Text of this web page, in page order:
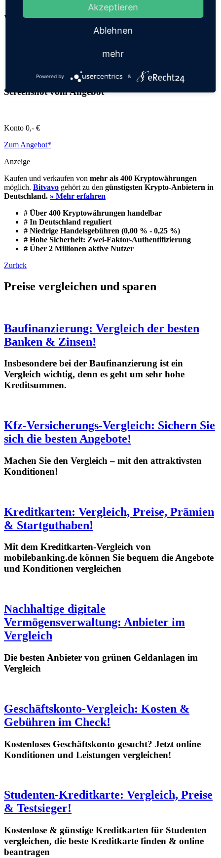
Vorteile des Angebotes im Überblick (Kopie)
Kostenloses Geschäftskonto (monatlich kündbar)
Kostenlose Kreditkarte (Mastercard)
Integrierte Finanztools
Screenshot vom Angebot
Konto 0,- €
Zum Angebot*
Anzeige
Kaufen und verkaufen von mehr als 400 Kryptowährungen
möglich. Bitvavo gehört zu den günstigsten Krypto-Anbietern in
Deutschland. » Mehr erfahren
# Über 400 Kryptowährungen handelbar
# In Deutschland reguliert
# Niedrige Handelsgebühren (0,00 % - 0,25 %)
# Hohe Sicherheit: Zwei-Faktor-Authentifizierung
# Über 2 Millionen aktive Nutzer
Zurück
Preise vergleichen und sparen
Baufinanzierung: Vergleich der besten
Banken & Zinsen!
Insbesondere bei der Baufinanzierung ist ein
Vergleich wichtig, denn es geht um sehr hohe
Kreditsummen.
Kfz-Versicherungs-Vergleich: Sichern Sie
sich die besten Angebote!
Machen Sie den Vergleich – mit den attraktivsten
Konditionen!
Kreditkarten: Vergleich, Preise, Prämien
& Startguthaben!
Mit dem Kreditkarten-Vergleich von
mobilebanking.de können Sie bequem die Angebote
und Konditionen vergleichen
Nachhaltige digitale
Vermögensverwaltung: Anbieter im
Vergleich
Die besten Anbieter von grünen Geldanlagen im
Vergleich
Geschäftskonto-Vergleich: Kosten &
Gebühren im Check!
Kostenloses Geschäftskonto gesucht? Jetzt online
Konditionen und Leistungen vergleichen!
Studenten-Kreditkarte: Vergleich, Preise
& Testsieger!
Kostenlose & günstige Kreditkarten für Studenten
vergleichen, die beste Kreditkarte finden & online
beantragen
Akzeptieren
Ablehnen
mehr
Powered by &